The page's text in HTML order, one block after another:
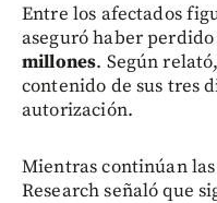
Entre los afectados
aseguró haber
millones. Según
contenido de sus tres
autorización.
Mientras continúan
Research señaló que